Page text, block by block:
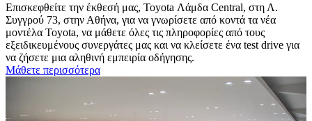
Επισκεφθείτε την έκθεσή μας, Toyota Λάμδα Central, στη Λ.
Συγγρού 73, στην Αθήνα, για να γνωρίσετε από κοντά τα νέα
μοντέλα Toyota, να μάθετε όλες τις πληροφορίες από τους
εξειδικευμένους συνεργάτες μας και να κλείσετε ένα test drive για
να ζήσετε μια αληθινή εμπειρία οδήγησης.
Μάθετε περισσότερα